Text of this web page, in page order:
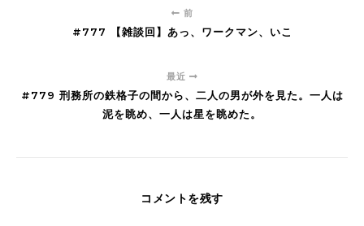
前
#777 【雑談回】あっ、ワークマン、いこ
最近
#779 刑務所の鉄格子の間から、二人の男が外を見た。一人は
泥を眺め、一人は星を眺めた。
コメントを残す